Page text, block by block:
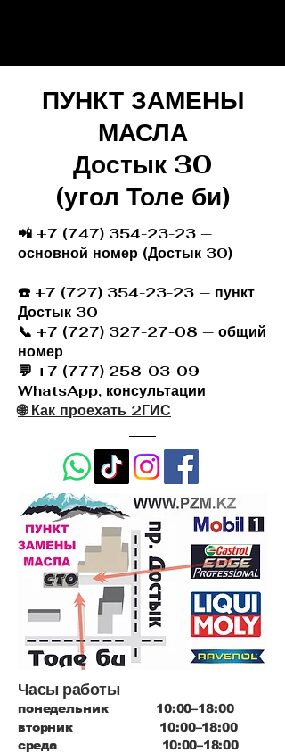
ПУНКТ ЗАМЕНЫ
МАСЛА
Достык 30
(угол Толе би)
📲 +7 (747) 354-23-23 —
основной номер (Достык 30)
☎️ +7 (727) 354-23-23 — пункт
Достык 30
📞 +7 (727) 327-27-08 — общий
номер
💬 +7 (777) 258-03-09 —
WhatsApp, консультации
🌐 Как проехать 2ГИС
Часы работы
понедельник 10:00–18:00
вторник 10:00–18:00
среда 10:00–18:00